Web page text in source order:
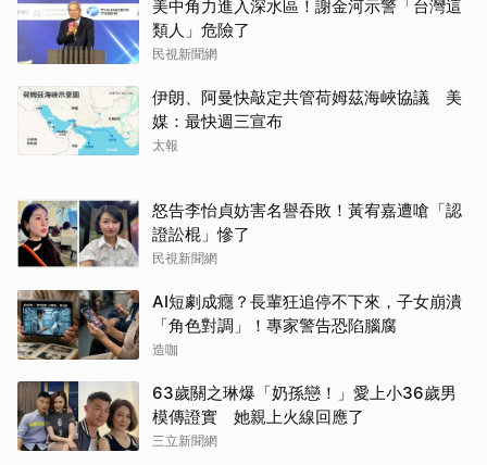
美中角力進入深水區！謝金河示警「台灣這
類人」危險了
民視新聞網
伊朗、阿曼快敲定共管荷姆茲海峽協議 美
媒：最快週三宣布
太報
怒告李怡貞妨害名譽吞敗！黃宥嘉遭嗆「認
證訟棍」慘了
民視新聞網
AI短劇成癮？長輩狂追停不下來，子女崩潰
「角色對調」！專家警告恐陷腦腐
造咖
63歲關之琳爆「奶孫戀！」愛上小36歲男
模傳證實 她親上火線回應了
三立新聞網